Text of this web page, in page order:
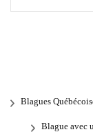
Blagues
Blague avec